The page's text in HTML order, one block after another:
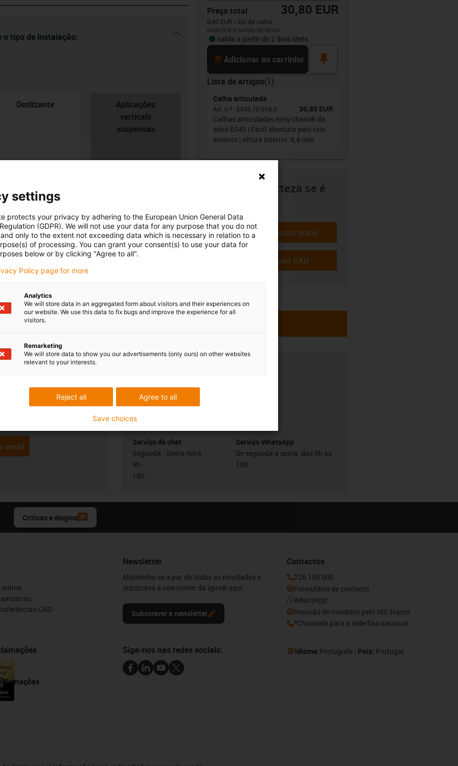
Preço total 30,80 EUR
0,40 EUR / Elo da calha
mais IVA e portes de envio
saída a partir de 2 dias úteis.
cartAdicionar ao carrinho
pin
Lista de artigos(1 )
Calha articulada
Art. n.º : E045.10.018.0
30,80 EUR
Calhas articuladas easy chain® da
série E045 | Fácil abertura pelo raio
exterior | Altura interior: 9,4 mm
Não tem a certeza se é
igus-icon-gratismuster
Pedir uma amostra grátis
igus-icon-cad-dateien
Transferir ficheiro CAD
o tipo de instalação: igus-icon-dropdown-up
check
Deslizante
Aplicações
verticais
suspensas
interior [Bi] [mm]
Raio de curvatura [R]
[mm]
as
Carvalho
email
Pessoalmente
Segunda - Sexta-feira: 9h - 18h
Online
Serviço de chat
Segunda - Sexta-feira:
9h -
18h
Serviço WhatsApp
De segunda a sexta: das 9h às
18h
Críticas e elogios
online
CAD
Newsletter
Mantenha-se a par de todas as novidades e
subscreva a newsletter da igus® aqui.
Subscrever a newsletter
Contactos
226 109 000
Formulário de contacto
WhatsApp
Reunião de imediato pelo MS Teams
*Chamada para a rede fixa nacional
Siga-nos nas redes sociais: Idioma:Português País: Portugal
settings
protects your privacy by adhering to the European Union General Data
(GDPR). We will not use your data for any purpose that you do not
only to the extent not exceeding data which is necessary in relation to a
of processing. You can grant your consent(s) to use your data for
below or by clicking "Agree to all".
Policy page for more
Analytics
We will store data in an aggregated form about visitors and their experiences on
our website. We use this data to fix bugs and improve the experience for all
visitors.
Remarketing
We will store data to show you our advertisements (only ours) on other websites
relevant to your interests.
Agree to all
Reject all
Save choices